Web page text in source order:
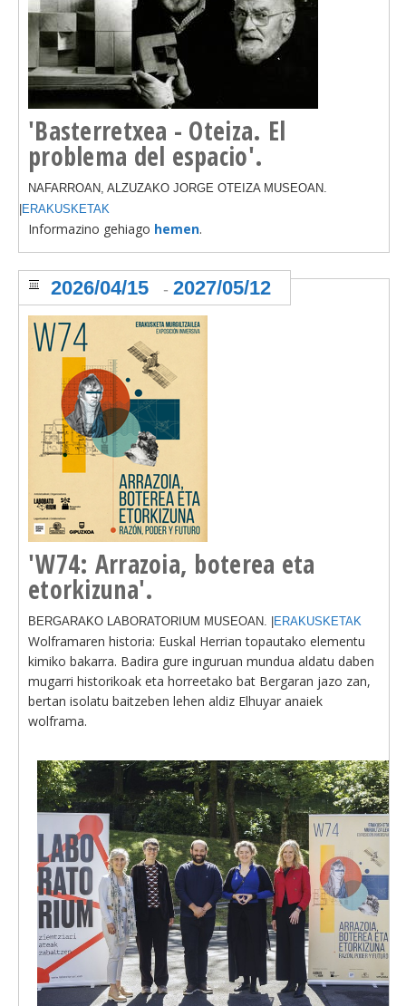
'Basterretxea - Oteiza. El
problema del espacio'.
NAFARROAN, ALZUZAKO JORGE OTEIZA MUSEOAN.
ERAKUSKETAK
Informazino gehiago hemen.
'W74: Arrazoia, boterea eta
etorkizuna'.
2026/04/15 - 2027/05/12
BERGARAKO LABORATORIUM MUSEOAN. | ERAKUSKETAK
Wolframaren historia: Euskal Herrian topautako elementu
kimiko bakarra. Badira gure inguruan mundua aldatu daben
mugarri historikoak eta horreetako bat Bergaran jazo zan,
bertan isolatu baitzeben lehen aldiz Elhuyar anaiek
wolframa.